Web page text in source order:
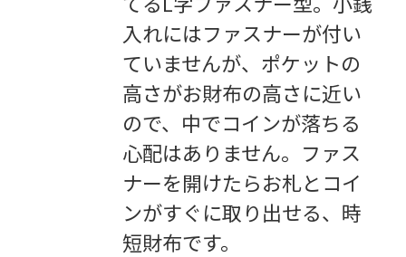
入れにはファスナーが付い
ていませんが、ポケットの
高さがお財布の高さに近い
ので、中でコインが落ちる
心配はありません。ファス
ナーを開けたらお札とコイ
ンがすぐに取り出せる、時
短財布です。